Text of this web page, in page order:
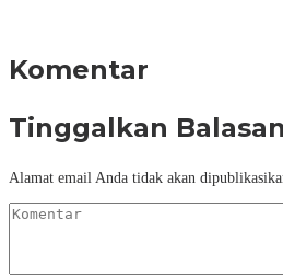
Komentar
Tinggalkan Balasan
Alamat email Anda tidak akan